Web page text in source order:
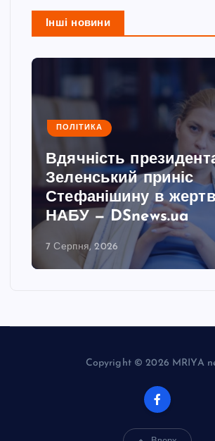
Інші новини
ПОЛІТИКА
Вдячність
Зеленський приніс
Стефанішину в
НАБУ — DSnews.ua
7 Серпня, 2026
Copyright © 2026 MRIYA